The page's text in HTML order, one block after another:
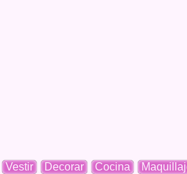
Vestir Decorar Cocina